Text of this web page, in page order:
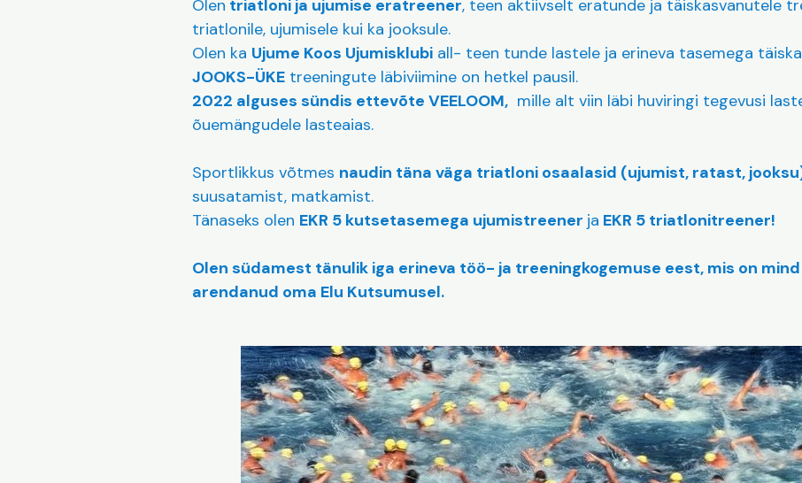
Olen triatloni ja ujumise eratreener, teen aktiivselt eratunde ja täiskasvanutele
triatlonile, ujumisele kui ka jooksule.
Olen ka Ujume Koos Ujumisklubiall- teen tunde lastele ja erineva tasemega
JOOKS-ÜKEtreeningute läbiviimine on hetkel pausil.
2022 alguses sündis ettevõte VEELOOM,mille alt viin läbi huviringi tegevusi
õuemängudele lasteaias.
Sportlikkus võtmes naudin täna väga triatloni osaalasid (ujumist, ratast,
suusatamist, matkamist.
Tänaseks olen EKR 5 kutsetasemega ujumistreener ja EKR 5 triatlonitreener!
Olen südamest tänulik iga erineva töö- ja treeningkogemuse eest, mis on
arendanud oma Elu Kutsumusel.